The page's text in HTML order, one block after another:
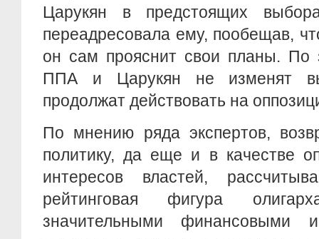
Царукян в предстоящих
переадресовала ему, пообещав,
он сам прояснит свои планы. По
ППА и Царукян не изменят
продолжат действовать на
По мнению ряда экспертов,
политику, да еще и в качестве
интересов властей,
рейтинговая фигура
значительными финансовыми